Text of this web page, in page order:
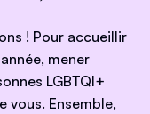
! Pour accueillir
mener
LGBTQI+
vous. Ensemble,